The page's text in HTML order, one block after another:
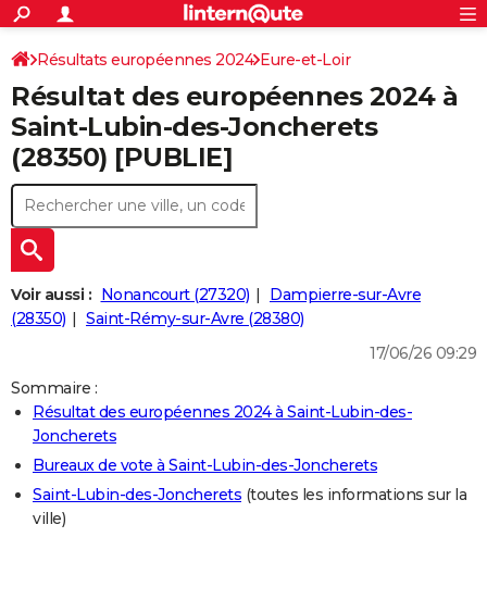
ACTUALITÉS
Politique
Société
Faits Divers
Education
Monde
Villes
+
SPORT
Coupe du monde 2026
Football
Tennis
Cyclisme
Rugby
Forum
CULTURE
Programme TV
TNT
Streaming
Cinéma
Sorties cinéma
Musique
+
FINANCE
Retraite
Impôts
Epargne
Immobilier
Risques naturels par ville
Banque
Assurance
CréditAUTO
Essais
Réserver un essai
Citadines
Berlines
SUV
Forum auto
+HIGH-TECH
Mobiles
Meilleur smartphone
Internet
Ordinateurs
Jeux vidéo
Guide high-tech
+
BRICOLAGE
Forum
Aménagement intérieur
Extérieur
Cuisine
Salle de bains
Jardinage
Rangement
+
LIFESTYLE
Art de vivre
Bien-être
Loisirs
Mode
Modes de vie
SANTE
Alimentation
Guide de la santé
Maladies
Médicaments
Sommeil
VOYAGE
Destinations
City break
Voyage nature
Voyage de noces
Forum
Climat
PHOTO
S'inscrire
Connexion
Résultats européennes 2024 Eure-et-Loir
Résultat des européennes 2024 à
Saint-Lubin-des-Joncherets
(28350) [PUBLIE]
Voir aussi : Nonancourt (27320)
Dampierre-sur-Avre
(28350)
Saint-Rémy-sur-Avre (28380)
17/06/26 09:29
Sommaire :
Résultat des européennes 2024 à Saint-Lubin-des-
Joncherets
Bureaux de vote à Saint-Lubin-des-Joncherets
Saint-Lubin-des-Joncherets (toutes les informations sur la
ville)